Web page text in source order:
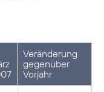
Veränderung
gegenüber
Vorjahr